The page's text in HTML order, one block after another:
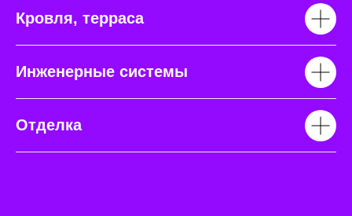
Кровля, терраса
Инженерные системы
Отделка